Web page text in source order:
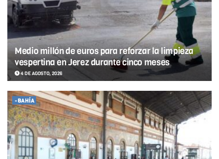
Medio millón de euros para reforzar la limpieza
vespertina en Jerez durante cinco meses
4 DE AGOSTO, 2026
-BAHÍA